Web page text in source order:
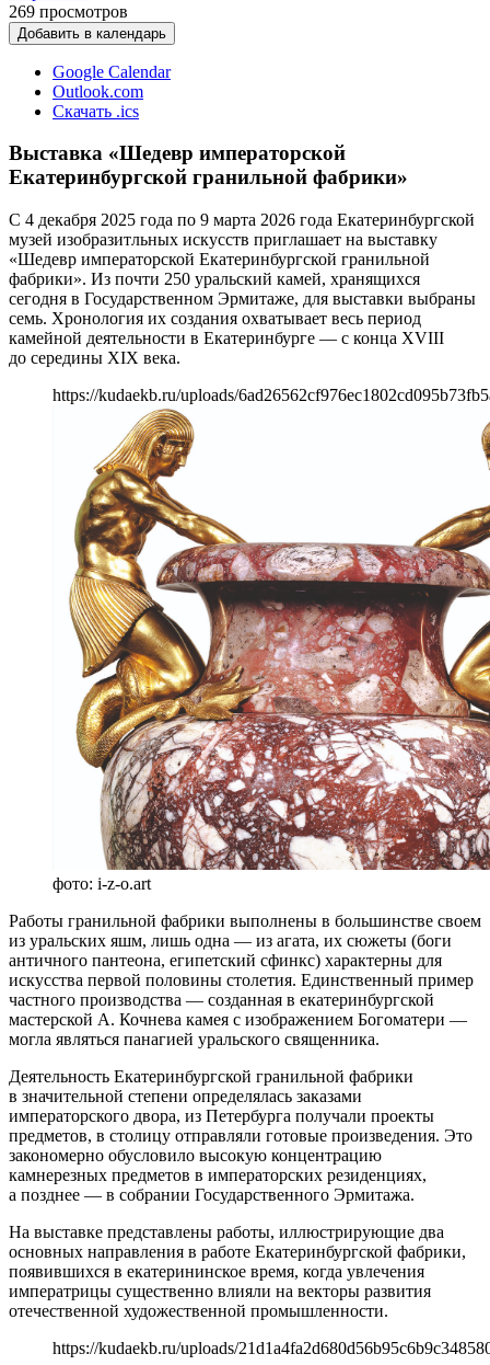
269 просмотров
Добавить в календарь
Google Calendar
Outlook.com
Скачать .ics
Выставка «Шедевр императорской
Екатеринбургской гранильной фабрики»
С 4 декабря 2025 года по 9 марта 2026 года Екатеринбургской
музей изобразитльных искусств приглашает на выставку
«Шедевр императорской Екатеринбургской гранильной
фабрики». Из почти 250 уральский камей, хранящихся
сегодня в Государственном Эрмитаже, для выставки выбраны
семь. Хронология их создания охватывает весь период
камейной деятельности в Екатеринбурге — с конца XVIII
до середины XIX века.
https://kudaekb.ru/uploads/
фото: i-z-o.art
Работы гранильной фабрики выполнены в большинстве своем
из уральских яшм, лишь одна — из агата, их сюжеты (боги
античного пантеона, египетский сфинкс) характерны для
искусства первой половины столетия. Единственный пример
частного производства — созданная в екатеринбургской
мастерской А. Кочнева камея с изображением Богоматери —
могла являться панагией уральского священника.
Деятельность Екатеринбургской гранильной фабрики
в значительной степени определялась заказами
императорского двора, из Петербурга получали проекты
предметов, в столицу отправляли готовые произведения. Это
закономерно обусловило высокую концентрацию
камнерезных предметов в императорских резиденциях,
а позднее — в собрании Государственного Эрмитажа.
На выставке представлены работы, иллюстрирующие два
основных направления в работе Екатеринбургской фабрики,
появившихся в екатерининское время, когда увлечения
императрицы существенно влияли на векторы развития
отечественной художественной промышленности.
https://kudaekb.ru/uploads/